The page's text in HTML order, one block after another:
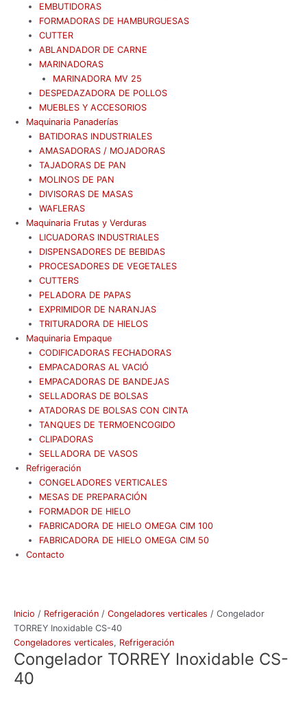
EMBUTIDORAS
FORMADORAS DE HAMBURGUESAS
CUTTER
ABLANDADOR DE CARNE
MARINADORAS
MARINADORA MV 25
DESPEDAZADORA DE POLLOS
MUEBLES Y ACCESORIOS
Maquinaria Panaderías
BATIDORAS INDUSTRIALES
AMASADORAS / MOJADORAS
TAJADORAS DE PAN
MOLINOS DE PAN
DIVISORAS DE MASAS
WAFLERAS
Maquinaria Frutas y Verduras
LICUADORAS INDUSTRIALES
DISPENSADORES DE BEBIDAS
PROCESADORES DE VEGETALES
CUTTERS
PELADORA DE PAPAS
EXPRIMIDOR DE NARANJAS
TRITURADORA DE HIELOS
Maquinaria Empaque
CODIFICADORAS FECHADORAS
EMPACADORAS AL VACIÓ
EMPACADORAS DE BANDEJAS
SELLADORAS DE BOLSAS
ATADORAS DE BOLSAS CON CINTA
TANQUES DE TERMOENCOGIDO
CLIPADORAS
SELLADORA DE VASOS
Refrigeración
CONGELADORES VERTICALES
MESAS DE PREPARACIÓN
FORMADOR DE HIELO
FABRICADORA DE HIELO OMEGA CIM 100
FABRICADORA DE HIELO OMEGA CIM 50
Contacto
Inicio / Refrigeración / Congeladores verticales / Congelador
TORREY Inoxidable CS-40
Congeladores verticales, Refrigeración
Congelador TORREY Inoxidable CS-
40